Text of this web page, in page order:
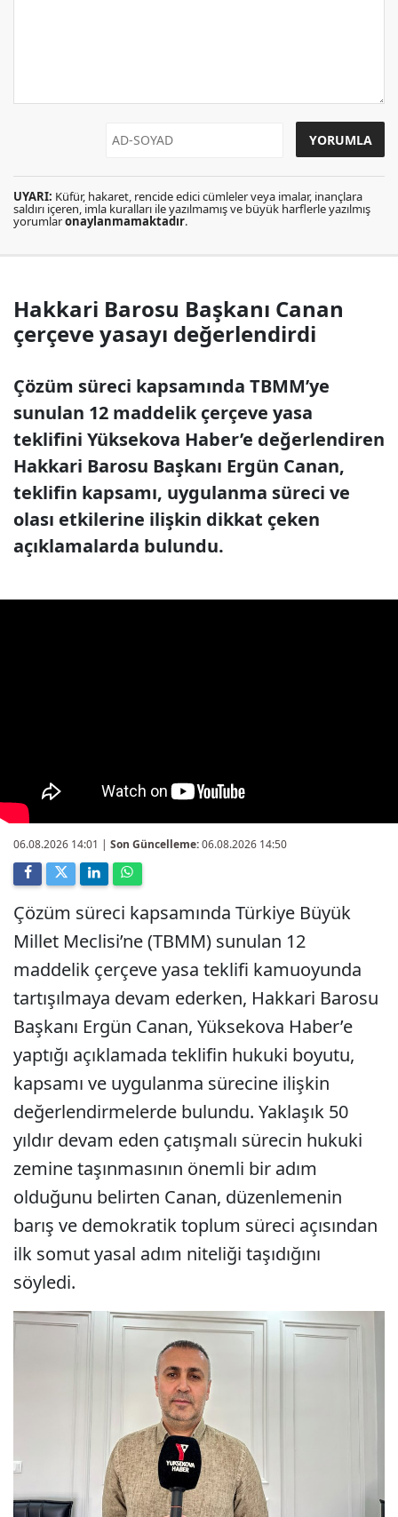
UYARI: Küfür, hakaret, rencide edici cümleler veya imalar, inançlara
saldırı içeren, imla kuralları ile yazılmamış ve büyük harflerle yazılmış
yorumlaronaylanmamaktadır.
Hakkari Barosu Başkanı Canan
çerçeve yasayı değerlendirdi
Çözüm süreci kapsamında TBMM’ye
sunulan 12 maddelik çerçeve yasa
teklifini Yüksekova Haber’e değerlendiren
Hakkari Barosu Başkanı Ergün Canan,
teklifin kapsamı, uygulanma süreci ve
olası etkilerine ilişkin dikkat çeken
açıklamalarda bulundu.
06.08.2026 14:01 | Son Güncelleme:06.08.2026 14:50
Çözüm süreci kapsamında Türkiye Büyük
Millet Meclisi’ne (TBMM) sunulan 12
maddelik çerçeve yasa teklifi kamuoyunda
tartışılmaya devam ederken, Hakkari Barosu
Başkanı Ergün Canan, Yüksekova Haber’e
yaptığı açıklamada teklifin hukuki boyutu,
kapsamı ve uygulanma sürecine ilişkin
değerlendirmelerde bulundu. Yaklaşık 50
yıldır devam eden çatışmalı sürecin hukuki
zemine taşınmasının önemli bir adım
olduğunu belirten Canan, düzenlemenin
barış ve demokratik toplum süreci açısından
ilk somut yasal adım niteliği taşıdığını
söyledi.